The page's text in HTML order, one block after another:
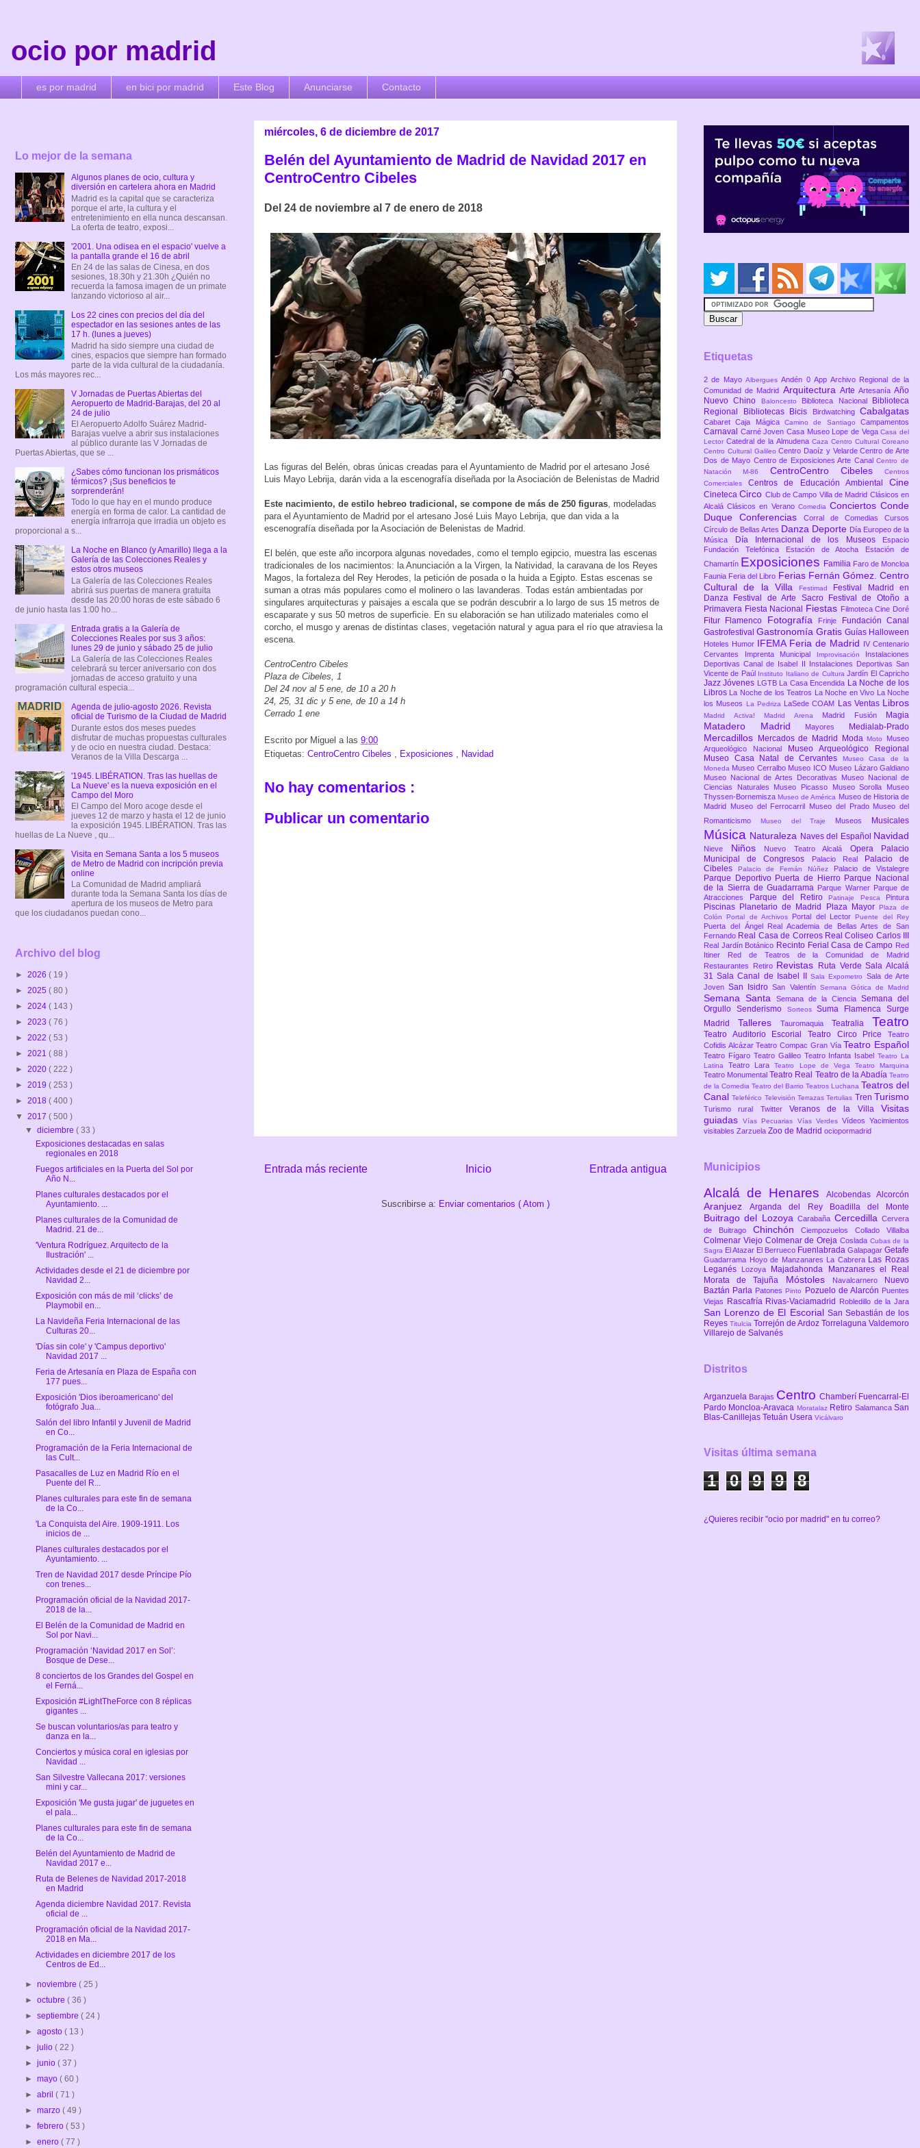
ocio por madrid
es por madrid en bici por madrid Este Blog Anunciarse Contacto
miércoles, 6 de diciembre de 2017
Belén del Ayuntamiento de Madrid de Navidad 2017 en
CentroCentro Cibeles
Del 24 de noviembre al 7 de enero de 2018
Las figuras del Belén, obras únicas creadas para el Ayuntamiento de Madrid por el artesano José
Luis Mayo Lebrija, darán vida a la escenografía diseñada por la Asociación de Belenistas de Madrid
Este nacimiento, de estilo hebreo tradicional, se compone de más de 250 figuras, modeladas
para el Ayuntamiento de Madrid por el artesano José Luis Mayo Lebrija, que dan vida a la
escenografía diseñada por la Asociación de Belenistas de Madrid.
El belén, que este año incorpora algunas novedades, como el templo egipcio, muestra las escenas
tradicionales de los nacimientos: la Anunciación a la Virgen, la Natividad, la caravana de los Reyes
Magos, la fortaleza del Rey Herodes, la petición de posada o la huida a Egipto. Estas escenas se
suman a otras más populares como el molinero o las lavanderas. Todas están ambientadas por
singulares arquitecturas y paisajes a escala que se podrán descubrir a lo largo de sus 15 metros de
escaparate y sus 50 metros de superficie. En su elaboración se han utilizado materiales como el
corcho, el musgo y arenas de distintas clases, vegetación natural y agua para el río que atraviesa la
escena.
CentroCentro Cibeles
Plaza de Cibeles, 1
Del 24 nov al 5 ene, de 10 a 20 h
24, 25, 31 dic y 5 ene, de 10 a 14 h
Cerrado 1 ene
Escrito por Miguel a las 9:00
Etiquetas: CentroCentro Cibeles Exposiciones Navidad
No hay comentarios :
Publicar un comentario
Entrada más reciente Entrada antigua
Inicio
Suscribirse a: Enviar comentarios ( Atom )
Lo mejor de la semana
Algunos planes de ocio, cultura y
diversión en cartelera ahora en Madrid
Madrid es la capital que se caracteriza
porque el arte, la cultura y el
entretenimiento en ella nunca descansan.
La oferta de teatro, exposi...
'2001. Una odisea en el espacio' vuelve a
la pantalla grande el 16 de abril
En 24 de las salas de Cinesa, en dos
sesiones, 18.30h y 21.30h ¿Quién no
recuerda la famosa imagen de un primate
lanzando victorioso al air...
Los 22 cines con precios del día del
espectador en las sesiones antes de las
17 h. (lunes a jueves)
Madrid ha sido siempre una ciudad de
cines, espacios que siempre han formado
parte de la vida cultural de la ciudadanía.
Los más mayores rec...
V Jornadas de Puertas Abiertas del
Aeropuerto de Madrid-Barajas, del 20 al
24 de julio
El Aeropuerto Adolfo Suárez Madrid-
Barajas vuelve a abrir sus instalaciones
al público durante las V Jornadas de
Puertas Abiertas, que se ...
¿Sabes cómo funcionan los prismáticos
térmicos? ¡Sus beneficios te
sorprenderán!
Todo lo que hay en el mundo produce
energía en forma de calor. La cantidad de
energía infrarroja que irradia un objeto es
proporcional a s...
La Noche en Blanco (y Amarillo) llega a la
Galería de las Colecciones Reales y
estos otros museos
La Galería de las Colecciones Reales
abrirá sus puertas de manera gratuita
desde las 20:00 horas de este sábado 6
de junio hasta las 1:00 ho...
Entrada gratis a la Galería de
Colecciones Reales por sus 3 años:
lunes 29 de junio y sábado 25 de julio
La Galería de las Colecciones Reales
celebrará su tercer aniversario con dos
jornadas de acceso gratuito y una
programación cultural especia...
Agenda de julio-agosto 2026. Revista
oficial de Turismo de la Ciudad de Madrid
Durante estos dos meses puedes
disfrutar de muchas propuestas culturales
y de ocio en nuestra ciudad. Destaca:
Veranos de la Villa Descarga ...
'1945. LIBÉRATION. Tras las huellas de
La Nueve' es la nueva exposición en el
Campo del Moro
El Campo del Moro acoge desde el
jueves 12 de marzo y hasta el 12 de junio
la exposición 1945. LIBÉRATION. Tras las
huellas de La Nueve , qu...
Visita en Semana Santa a los 5 museos
de Metro de Madrid con incripción previa
online
La Comunidad de Madrid ampliará
durante toda la Semana Santa los días de
apertura de los museos de Metro para
que los ciudadanos puedan cono...
Archivo del blog
► 2026 ( 19 )
► 2025 ( 80 )
► 2024 ( 143 )
► 2023 ( 76 )
► 2022 ( 53 )
► 2021 ( 88 )
► 2020 ( 222 )
► 2019 ( 253 )
► 2018 ( 400 )
▼ 2017 ( 500 )
▼diciembre( 33 )
Exposiciones destacadas en salas
regionales en 2018
Fuegos artificiales en la Puerta del Sol por
Año N...
Planes culturales destacados por el
Ayuntamiento. ...
Planes culturales de la Comunidad de
Madrid. 21 de...
'Ventura Rodríguez. Arquitecto de la
Ilustración' ...
Actividades desde el 21 de diciembre por
Navidad 2...
Exposición con más de mil ‘clicks’ de
Playmobil en...
La Navideña Feria Internacional de las
Culturas 20...
'Días sin cole' y 'Campus deportivo'
Navidad 2017 ...
Feria de Artesanía en Plaza de España con
177 pues...
Exposición 'Dios iberoamericano' del
fotógrafo Jua...
Salón del libro Infantil y Juvenil de Madrid
en Co...
Programación de la Feria Internacional de
las Cult...
Pasacalles de Luz en Madrid Río en el
Puente del R...
Planes culturales para este fin de semana
de la Co...
'La Conquista del Aire. 1909-1911. Los
inicios de ...
Planes culturales destacados por el
Ayuntamiento. ...
Tren de Navidad 2017 desde Príncipe Pío
con trenes...
Programación oficial de la Navidad 2017-
2018 de la...
El Belén de la Comunidad de Madrid en
Sol por Navi...
Programación ‘Navidad 2017 en Sol’:
Bosque de Dese...
8 conciertos de los Grandes del Gospel en
el Ferná...
Exposición #LightTheForce con 8 réplicas
gigantes ...
Se buscan voluntarios/as para teatro y
danza en la...
Conciertos y música coral en iglesias por
Navidad ...
San Silvestre Vallecana 2017: versiones
mini y car...
Exposición 'Me gusta jugar' de juguetes en
el pala...
Planes culturales para este fin de semana
de la Co...
Belén del Ayuntamiento de Madrid de
Navidad 2017 e...
Ruta de Belenes de Navidad 2017-2018
en Madrid
Agenda diciembre Navidad 2017. Revista
oficial de ...
Programación oficial de la Navidad 2017-
2018 en Ma...
Actividades en diciembre 2017 de los
Centros de Ed...
►noviembre( 25 )
►octubre( 36 )
►septiembre( 24 )
►agosto( 13 )
►julio( 22 )
►junio( 37 )
►mayo( 60 )
►abril( 71 )
►marzo( 49 )
►febrero( 53 )
►enero( 77 )
Etiquetas
2 de Mayo AlberguesAndén 0 AppArchivo Regional de la
Comunidad de Madrid Arquitectura Arte ArtesaníaAño
Nuevo Chino
Baloncesto Biblioteca Nacional
Biblioteca
Regional
Bibliotecas Bicis Birdwatching Cabalgatas
CabaretCaja MágicaCamino de SantiagoCampamentos
Carnaval Carné JovenCasa Museo Lope de VegaCasa del
LectorCatedral de la Almudena Caza Centro Cultural Coreano
Centro Cultural GalileoCentro Daoíz y VelardeCentro de Arte
Dos de Mayo Centro de Exposiciones Arte CanalCentro de
Natación M-86 CentroCentro Cibeles
Centros
ComercialesCentros de Educación AmbientalCine
CinetecaCirco Club de Campo Villa de Madrid Clásicos en
AlcaláClásicos en Verano Comedia ConciertosConde
Duque Conferencias Corral de Comedias Cursos
Círculo de Bellas Artes Danza Deporte Día Europeo de la
Música
Día Internacional de los Museos
Espacio
Fundación Telefónica
Estación de Atocha
Estación de
Chamartín Exposiciones Familia Faro de Moncloa
Faunia Feria del Libro Ferias Fernán Gómez. Centro
Cultural de la VillaFestimad
Festival Madrid en
Danza
Festival de Arte Sacro
Festival de Otoño a
Primavera Fiesta Nacional Fiestas Filmoteca Cine Doré
Fitur Flamenco Fotografía Frinje
Fundación Canal
Gastrofestival Gastronomía Gratis Guías Halloween
Hoteles Humor IFEMA Feria de Madrid
IV Centenario
Cervantes
Imprenta Municipal Improvisación
Instalaciones
Deportivas Canal de Isabel II
Instalaciones Deportivas San
Vicente de Paúl
Instituto Italiano de CulturaJardín El Capricho
JazzJóvenes LGTB La Casa Encendida La Noche de los
Libros
La Noche de los Teatros La Noche en Vivo
La Noche
los Museos
La Pedriza LaSede COAM Las Ventas Libros
Madrid Activa! Madrid Arena Madrid Fusión Magia
Matadero Madrid Mayores Medialab-Prado
Mercadillos Mercados de Madrid ModaMoto Museo
Arqueológico Nacional
Museo Arqueológico Regional
Museo Casa Natal de Cervantes
Museo Casa de la
Moneda Museo Cerralbo Museo ICO Museo Lázaro Galdiano
Museo Nacional de Artes Decorativas Museo Nacional de
Ciencias Naturales Museo Picasso Museo Sorolla Museo
Thyssen-BornemiszaMuseo de América Museo de Historia de
Madrid
Museo del Ferrocarril Museo del Prado Museo del
Romanticismo
Museo del Traje Museos Musicales
Música Naturaleza Naves del Español Navidad
Nieve Niños Nuevo Teatro Alcalá Opera
Palacio
Municipal de Congresos
Palacio Real
Palacio de
Cibeles
Palacio de Fernán Núñez Palacio de Vistalegre
Parque Deportivo Puerta de Hierro Parque Nacional
de la Sierra de Guadarrama Parque Warner Parque de
Atracciones
Parque del Retiro Patinaje Pesca Pintura
Piscinas Planetario de Madrid Plaza Mayor
Plaza de
Colón Portal de Archivos Portal del LectorPuente del Rey
Puerta del Ángel
Real Academia de Bellas Artes de San
Fernando Real Casa de Correos Real Coliseo Carlos III
Real Jardín Botánico Recinto Ferial Casa de Campo Red
Itiner
Red de Teatros de la Comunidad de Madrid
Restaurantes
Retiro Revistas Ruta VerdeSala Alcalá
31Sala Canal de Isabel IISala Expometro Sala de Arte
JovenSan IsidroSan Valentín Semana Gótica de Madrid
Semana Santa Semana de la Ciencia Semana del
Orgullo Senderismo SorteosSuma FlamencaSurge
Madrid Talleres Tauromaquia Teatralia Teatro
Teatro Auditorio Escorial Teatro Circo Price Teatro
Cofidis AlcázarTeatro Compac Gran Vía Teatro Español
Teatro Fígaro Teatro Galileo Teatro Infanta IsabelTeatro La
Latina Teatro LaraTeatro Lope de Vega Teatro Marquina
Teatro Monumental Teatro Real Teatro de la Abadía Teatro
de la Comedia Teatro del Barrio Teatros Luchana Teatros del
CanalTeleférico TelevisiónTerrazasTertulias Tren Turismo
Turismo rural Twitter Veranos de la VillaVisitas
guiadasVías Pecuarias Vías Verdes VídeosYacimientos
visitables Zarzuela Zoo de Madrid ociopormadrid
Municipios
Alcalá de Henares Alcobendas Alcorcón
AranjuezArganda del Rey Boadilla del Monte
Buitrago del LozoyaCarabaña CercedillaCervera
de Buitrago ChinchónCiempozuelosCollado Villalba
Colmenar Viejo Colmenar de Oreja Coslada Cubas de la
Sagra El Atazar El Berrueco Fuenlabrada Galapagar Getafe
Guadarrama Hoyo de Manzanares La Cabrera Las Rozas
Leganés
Lozoya Majadahonda
Manzanares el Real
Morata de Tajuña Móstoles Navalcarnero
Nuevo
Baztán Parla PatonesPinto Pozuelo de Alarcón Puentes
Viejas
Rascafría Rivas-Vaciamadrid Robledillo de la Jara
San Lorenzo de El Escorial San Sebastián de los
Reyes Titulcia Torrejón de Ardoz Torrelaguna Valdemoro
Villarejo de Salvanés
Distritos
Arganzuela Barajas Centro Chamberí Fuencarral-El
Pardo Moncloa-Aravaca Moratalaz Retiro SalamancaSan
Blas-Canillejas Tetuán Usera Vicálvaro
Visitas última semana
1 0 9 9 8
¿Quieres recibir "ocio por madrid" en tu correo?